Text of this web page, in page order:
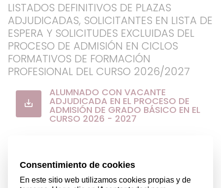
LISTADOS DEFINITIVOS DE PLAZAS
ADJUDICADAS, SOLICITANTES EN LISTA DE
ESPERA Y SOLICITUDES EXCLUIDAS DEL
PROCESO DE ADMISIÓN EN CICLOS
FORMATIVOS DE FORMACIÓN
PROFESIONAL DEL CURSO 2026/2027
ALUMNADO CON VACANTE
ADJUDICADA EN EL PROCESO DE
ADMISIÓN DE GRADO BÁSICO EN EL
CURSO 2026 - 2027
ADMISIÓN DE GRADO MEDIOEN EL
CURSO 2026 - 2027